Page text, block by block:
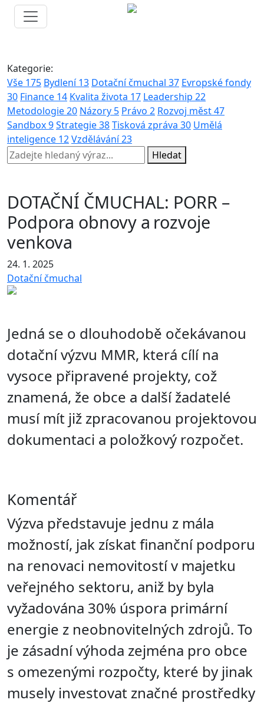
Kategorie:
Vše 175 Bydlení13 Dotační čmuchal 37 Evropské fondy
30 Finance 14 Kvalita života 17 Leadership 22
Metodologie20 Názory 5 Právo 2 Rozvoj měst47
Sandbox9Strategie38Tisková zpráva 30 Umělá
inteligence 12Vzdělávání23
Hledat
DOTAČNÍ ČMUCHAL: PORR –
Podpora obnovy a rozvoje
venkova
24. 1. 2025
Dotační čmuchal
Jedná se o dlouhodobě očekávanou
dotační výzvu MMR, která cílí na
vysoce připravené projekty, což
znamená, že obce a další žadatelé
musí mít již zpracovanou projektovou
dokumentaci a položkový rozpočet.
Komentář
Výzva představuje jednu z mála
možností, jak získat finanční podporu
na renovaci nemovitostí v majetku
veřejného sektoru, aniž by byla
vyžadována 30% úspora primární
energie z neobnovitelných zdrojů. To
je zásadní výhoda zejména pro obce
s omezenými rozpočty, které by jinak
musely investovat značné prostředky